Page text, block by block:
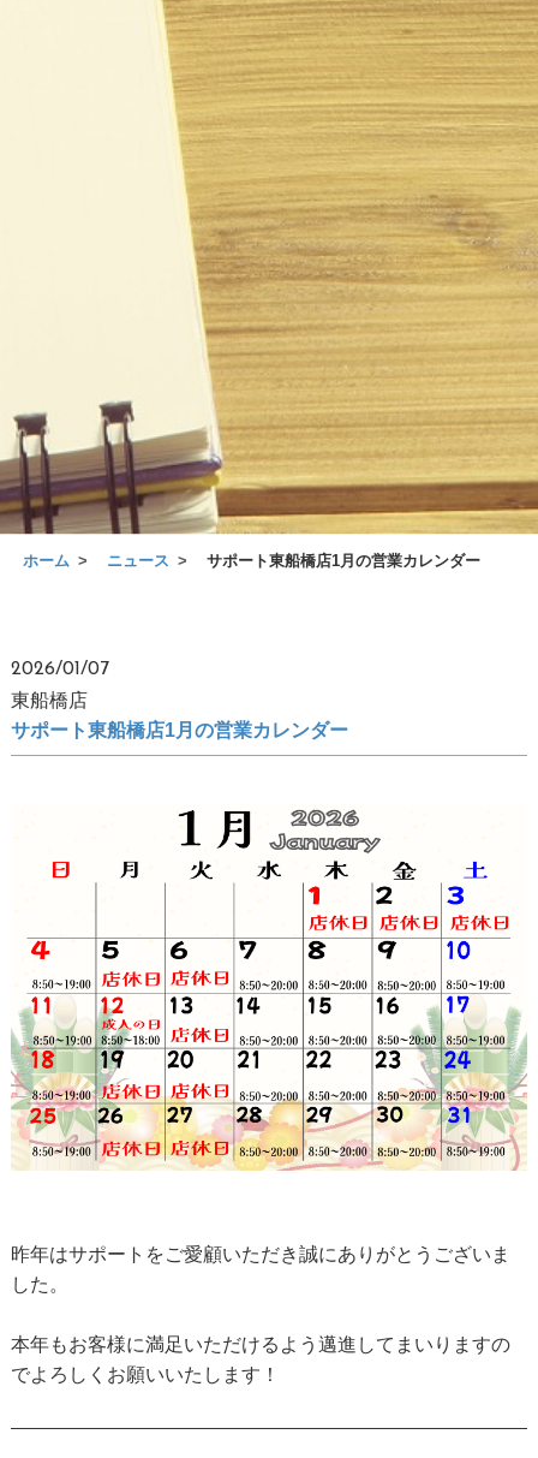
ホーム ニュース サポート東船橋店1月の営業カレンダー
2026/01/07
東船橋店
サポート東船橋店1月の営業カレンダー
昨年はサポートをご愛顧いただき誠にありがとうございま
した。
本年もお客様に満足いただけるよう邁進してまいりますの
でよろしくお願いいたします！